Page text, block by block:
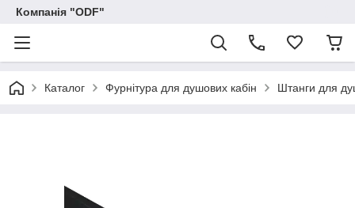
Компанія "ODF"
Каталог Фурнітура для душових кабін Штанги для